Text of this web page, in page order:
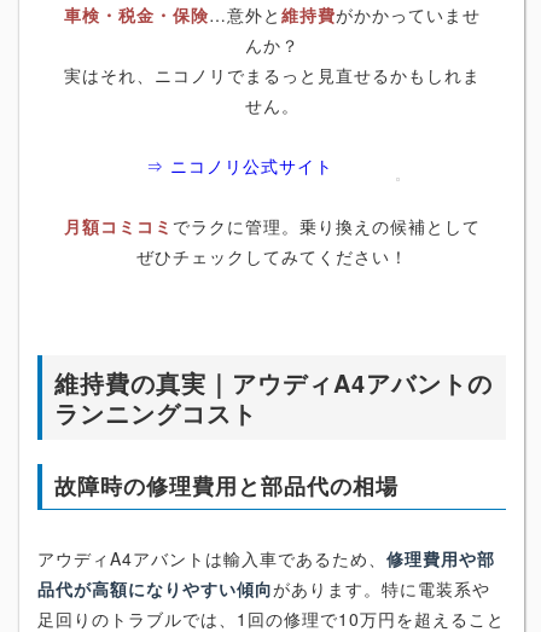
車検・税金・保険…意外と 維持費がかかっていませ
んか？
実はそれ、ニコノリでまるっと見直せるかもしれま
せん。
⇒ ニコノリ公式サイト
月額コミコミ でラクに管理。乗り換えの候補として
ぜひチェックしてみてください！
維持費の真実｜アウディA4アバントの
ランニングコスト
故障時の修理費用と部品代の相場
アウディA4アバントは輸入車であるため、 修理費用や部
品代が高額になりやすい傾向があります。特に電装系や
足回りのトラブルでは、1回の修理で10万円を超えること